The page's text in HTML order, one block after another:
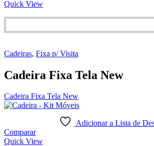
Quick View
Cadeiras, Fixa p/ Visita
Cadeira Fixa Tela New
Cadeira Fixa Tela New
Adicionar a Lista de
Comparar
Quick View